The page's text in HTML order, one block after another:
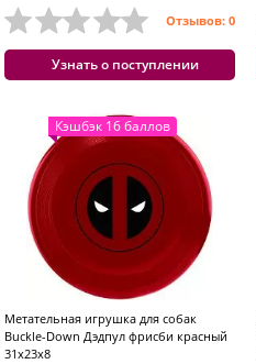
Отзывов: 0
Узнать о поступлении
Кэшбэк 16 баллов
Метательная игрушка для собак
Buckle-Down Дэдпул фрисби красный
31x23x8